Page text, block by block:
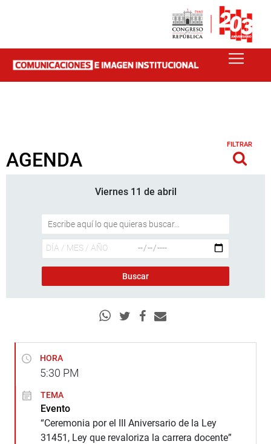
AGENDA
FILTRAR
Viernes 11 de abril
HORA
5:30 PM
TEMA
Evento
“Ceremonia por el III Aniversario de la Ley
31451, Ley que revaloriza la carrera docente”